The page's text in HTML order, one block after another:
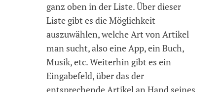
ganz oben in der Liste. Über dieser
Liste gibt es die Möglichkeit
auszuwählen, welche Art von Artikel
man sucht, also eine App, ein Buch,
Musik, etc. Weiterhin gibt es ein
Eingabefeld, über das der